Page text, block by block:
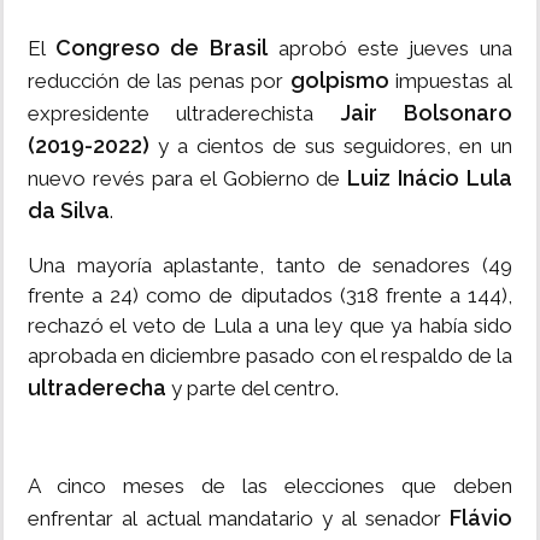
El Congreso de Brasilaprobó este jueves una
reducción de las penas por golpismo impuestas al
expresidente ultraderechista Jair Bolsonaro
(2019-2022) y a cientos de sus seguidores, en un
nuevo revés para el Gobierno de Luiz Inácio Lula
da Silva.
Una mayoría aplastante, tanto de senadores (49
frente a 24) como de diputados (318 frente a 144),
rechazó el veto de Lula a una ley que ya había sido
aprobada en diciembre pasado con el respaldo de la
ultraderecha y parte del centro.
A cinco meses de las elecciones que deben
enfrentar al actual mandatario y al senador Flávio